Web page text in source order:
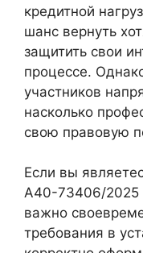
кредитной
шанс вернуть
защитить свои
процессе.
участников
насколько
свою правовую
Если вы
А40-73406/2025
важно
требования в